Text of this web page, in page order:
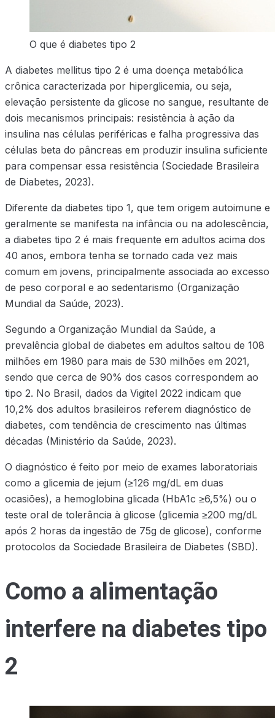
O que é diabetes tipo 2
A diabetes mellitus tipo 2 é uma doença metabólica
crônica caracterizada por hiperglicemia, ou seja,
elevação persistente da glicose no sangue, resultante de
dois mecanismos principais: resistência à ação da
insulina nas células periféricas e falha progressiva das
células beta do pâncreas em produzir insulina suficiente
para compensar essa resistência (Sociedade Brasileira
de Diabetes, 2023).
Diferente da diabetes tipo 1, que tem origem autoimune e
geralmente se manifesta na infância ou na adolescência,
a diabetes tipo 2 é mais frequente em adultos acima dos
40 anos, embora tenha se tornado cada vez mais
comum em jovens, principalmente associada ao excesso
de peso corporal e ao sedentarismo (Organização
Mundial da Saúde, 2023).
Segundo a Organização Mundial da Saúde, a
prevalência global de diabetes em adultos saltou de 108
milhões em 1980 para mais de 530 milhões em 2021,
sendo que cerca de 90% dos casos correspondem ao
tipo 2. No Brasil, dados da Vigitel 2022 indicam que
10,2% dos adultos brasileiros referem diagnóstico de
diabetes, com tendência de crescimento nas últimas
décadas (Ministério da Saúde, 2023).
O diagnóstico é feito por meio de exames laboratoriais
como a glicemia de jejum (≥126 mg/dL em duas
ocasiões), a hemoglobina glicada (HbA1c ≥6,5%) ou o
teste oral de tolerância à glicose (glicemia ≥200 mg/dL
após 2 horas da ingestão de 75g de glicose), conforme
protocolos da Sociedade Brasileira de Diabetes (SBD).
Como a alimentação
interfere na diabetes tipo
2